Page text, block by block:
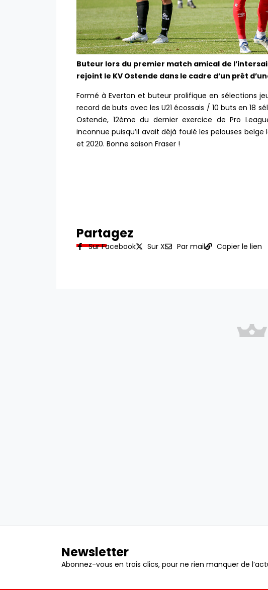
Buteur lors du premier match amical de
rejoint le KV Ostende dans le cadre d’un prêt
Formé à Everton et buteur prolifique en sélections
record de buts avec les U21 écossais / 10 buts en 18
Ostende, 12ème du dernier exercice de Pro
inconnue puisqu’il avait déjà foulé les pelouses belge
et 2020. Bonne saison Fraser !
Partagez
Sur Facebook Sur X Par mail Copier le lien
Newsletter
Abonnez-vous en trois clics, pour ne rien manquer de